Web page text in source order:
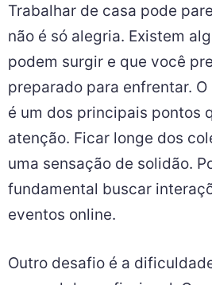
Trabalhar de casa pode
não é só alegria. Existem
podem surgir e que você
preparado para enfrentar.
é um dos principais pontos
atenção. Ficar longe dos
uma sensação de solidão.
fundamental buscar
eventos online.
Outro desafio é a